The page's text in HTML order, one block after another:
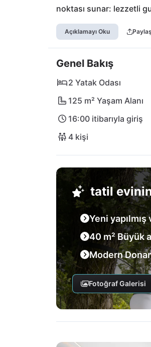
noktası sunar: lezzetli
aileler veya arkadaşlar
dakikalık yürüme
Açıklamayı Oku Paylaş
Genel Bakış
2 Yatak Odası
125 m² Yaşam Alanı
16:00 itibarıyla giriş
4 kişi
tatil
Yeni
40 m² Büyük
Modern
Fotoğraf Galerisi